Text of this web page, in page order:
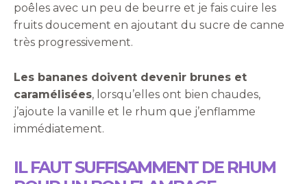
poêles avec un peu de beurre et je fais cuire les
fruits doucement en ajoutant du sucre de canne
très progressivement.
Les bananes doivent devenir brunes et
caramélisées, lorsqu’elles ont bien chaudes,
j’ajoute la vanille et le rhum que j’enflamme
immédiatement.
IL FAUT SUFFISAMMENT DE RHUM